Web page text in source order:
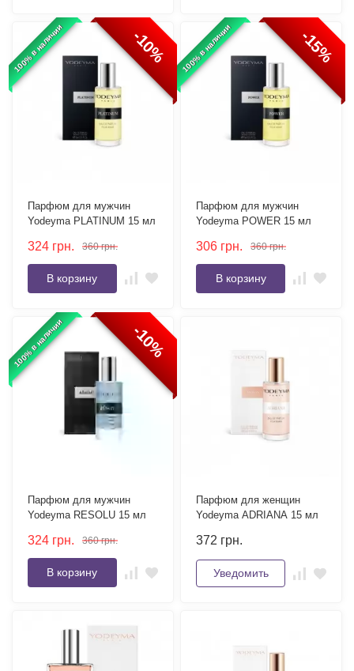
100% в наличии -10%
Парфюм для мужчин
Yodeyma PLATINUM 15 мл
324 грн. 360 грн.
В корзину
100% в наличии -15%
Парфюм для мужчин
Yodeyma POWER 15 мл
306 грн. 360 грн.
В корзину
100% в наличии -10%
Парфюм для мужчин
Yodeyma RESOLU 15 мл
324 грн. 360 грн.
В корзину
Парфюм для женщин
Yodeyma ADRIANA 15 мл
372 грн.
Уведомить